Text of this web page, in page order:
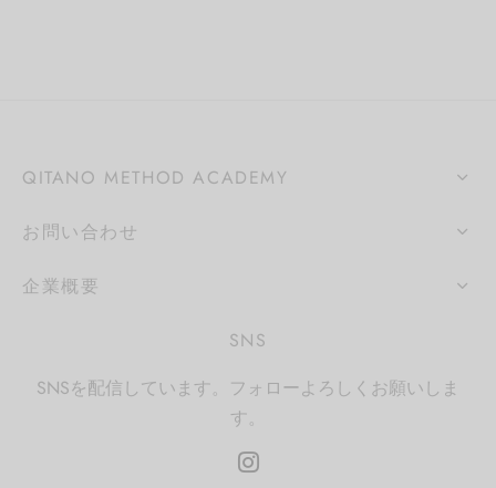
QITANO METHOD ACADEMY
お問い合わせ
企業概要
SNS
SNSを配信しています。フォローよろしくお願いしま
す。